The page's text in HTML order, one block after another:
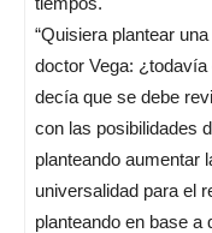
“Quisiera plantear
doctor Vega:
decía que se debe
con las posibilidades
planteando aumentar
universalidad para el
planteando en base a